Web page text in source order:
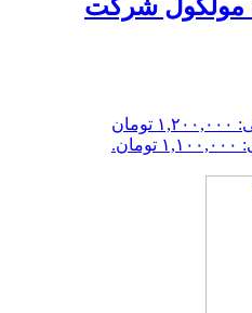
مولکول شرکت
قیمت اصلی: ۱,۲۰۰,۰۰۰ تومان